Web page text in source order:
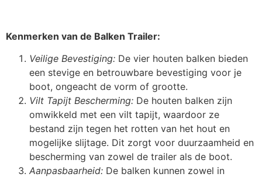
Kenmerken van de Balken Trailer:
Veilige Bevestiging: De vier houten balken bieden
een stevige en betrouwbare bevestiging voor je
boot, ongeacht de vorm of grootte.
Vilt Tapijt Bescherming: De houten balken zijn
omwikkeld met een vilt tapijt, waardoor ze
bestand zijn tegen het rotten van het hout en
mogelijke slijtage. Dit zorgt voor duurzaamheid en
bescherming van zowel de trailer als de boot.
Aanpasbaarheid: De balken kunnen zowel in